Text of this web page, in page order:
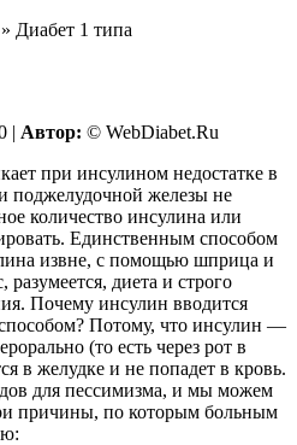
» Диабет 1 типа
| Автор: © WebDiabet.Ru
при инсулином недостатке в
поджелудочной железы не
количество инсулина или
Единственным способом
извне, с помощью шприца и
диета и строго
Почему инсулин вводится
Потому, что инсулин —
(то есть через рот в
в желудке и не попадет в кровь.
для пессимизма, и мы можем
причины, по которым больным